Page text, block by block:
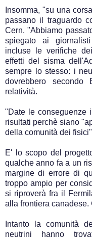
Insomma, "su una
passano il traguardo
Cern. "Abbiamo
spiegato ai
incluse le verifiche
effetti del sisma
sempre lo stesso: i
dovrebbero
relatività.
"Date le conseguenze
risultati perchè siano
della comunità dei
E' lo scopo del
qualche anno fa a un
margine di errore di
troppo ampio per
si riproverà fra il
alla frontiera canadese.
Intanto la comunità
neutrini hanno